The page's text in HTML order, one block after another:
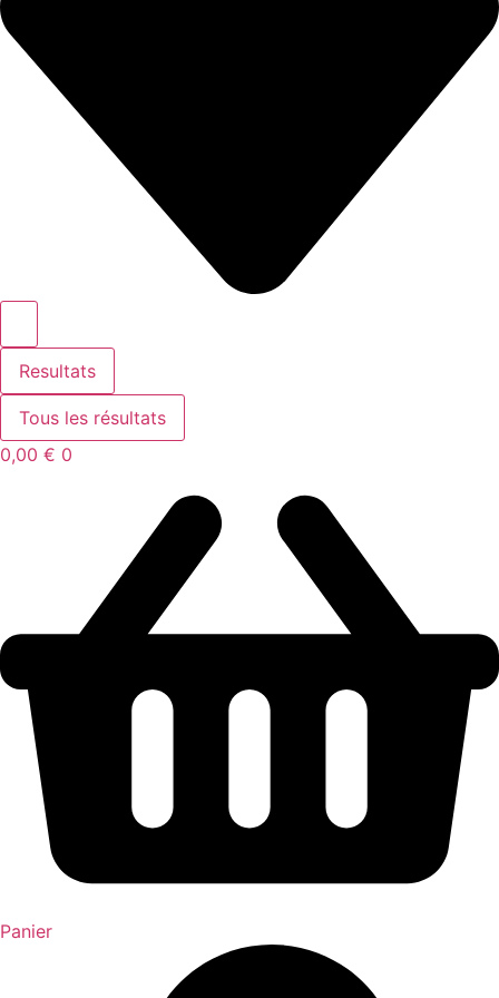
Resultats
Tous les résultats
0,00 € 0
Panier